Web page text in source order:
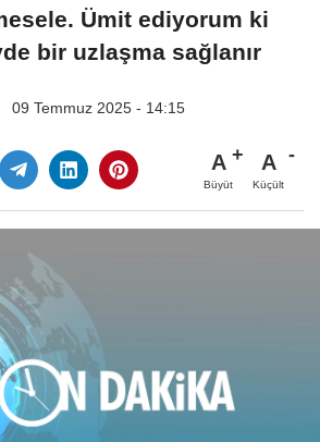
Ümit ediyorum ki
bir uzlaşma sağlanır
09 Temmuz 2025 - 14:15
A
Büyüt
A
Küçült